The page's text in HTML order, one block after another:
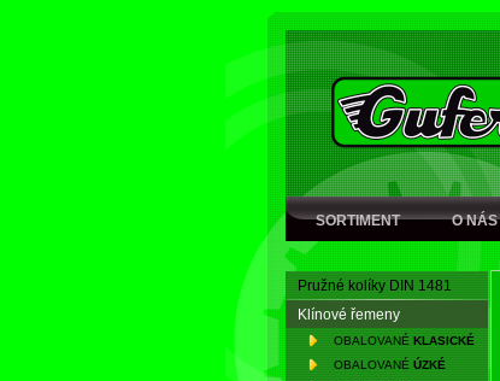
SORTIMENT O NÁS
Pružné kolíky DIN 1481
Klínové řemeny
OBALOVANÉ KLASICKÉ
OBALOVANÉ ÚZKÉ